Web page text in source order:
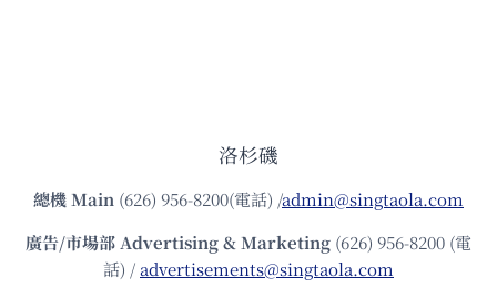
洛杉磯
總機Main (626) 956-8200(電話) /admin@singtaola.com
廣告/市場部Advertising & Marketing (626) 956-8200 (電
話) /advertisements@singtaola.com